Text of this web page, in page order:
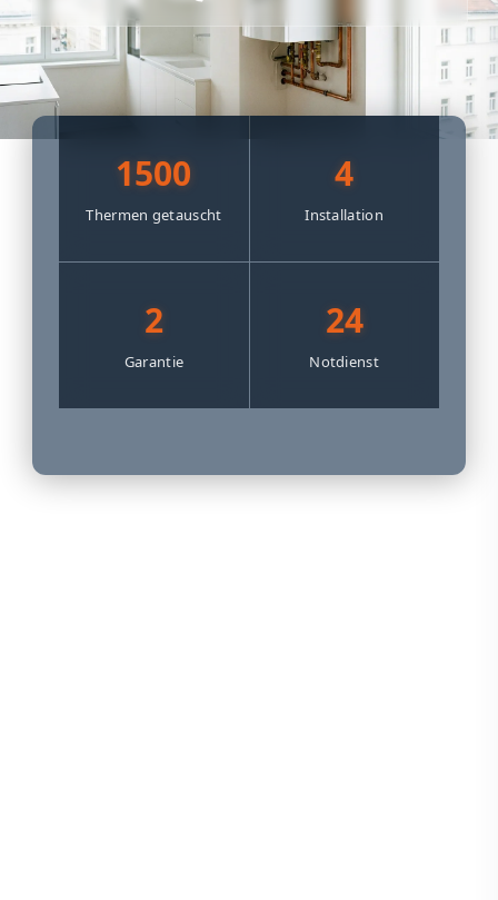
1500
Thermen getauscht
4
Installation
2
Garantie
24
Notdienst